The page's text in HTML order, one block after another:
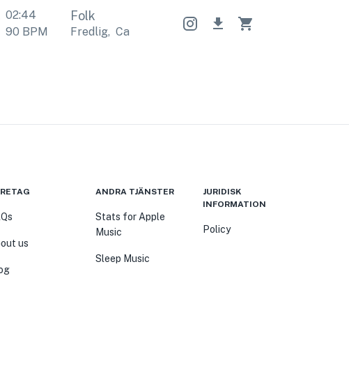
02:44
90 BPM
Folk
Fredlig, Calm Fredlig, Calm Fredlig
us
ANDRA TJÄNSTER
Stats for Apple
Music
Sleep Music
JURIDISK
INFORMATION
Policy